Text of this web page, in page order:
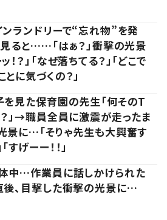
ンランドリーで“忘れ物”を発
見ると……「はぁ？」衝撃の光景
！？」「なぜ落ちてる？」「どこで
に気づくの？」
見た保育園の先生「何そのT
？」→職員全員に激震が走ったま
景に…「そりゃ先生も大興奮す
すげーー！！」
中…作業員に話しかけられた
後、目撃した衝撃の光景に…